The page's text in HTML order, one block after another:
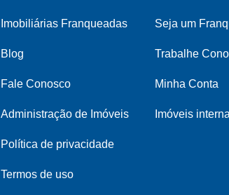
Imobiliárias Franqueadas
Blog
Fale Conosco
Administração de Imóveis
Política de privacidade
Termos de uso
Seja um
Trabalhe
Minha Conta
Imóveis